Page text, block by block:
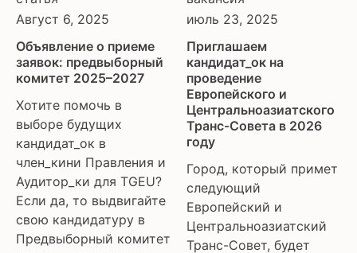
Август 6, 2025
Объявление о приеме
заявок: предвыборный
комитет 2025–2027
Хотите помочь в
выборе будущих
кандидат_ок в
член_кини Правления и
Аудитор_ки для TGEU?
Если да, то выдвигайте
свою кандидатуру в
Предвыборный комитет
июль 23, 2025
Приглашаем
кандидат_ок на
проведение
Европейского и
Центральноазиатского
Транс-Совета в 2026
году
Город, который примет
следующий
Европейский и
Центральноазиатский
Транс-Совет, будет